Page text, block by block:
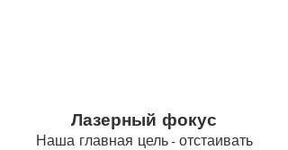
Лазерный фокус
Наша главная цель - отстаивать